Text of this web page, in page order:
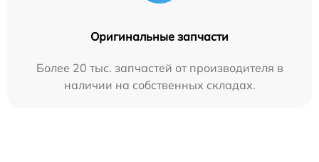
Оригинальные запчасти
Более 20 тыс. запчастей от производителя в
наличии на собственных складах.